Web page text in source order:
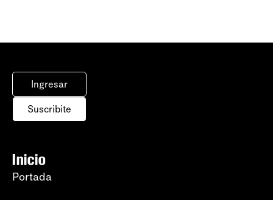
Ingresar
Suscribite
Inicio
Portada